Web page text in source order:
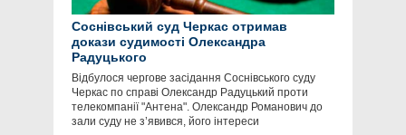
Соснівський суд Черкас отримав
докази судимості Олександра
Радуцького
Відбулося чергове засідання Соснівського суду
Черкас по справі Олександр Радуцький проти
телекомпанії "Антена". Олександр Романович до
зали суду не з’явився, його інтереси